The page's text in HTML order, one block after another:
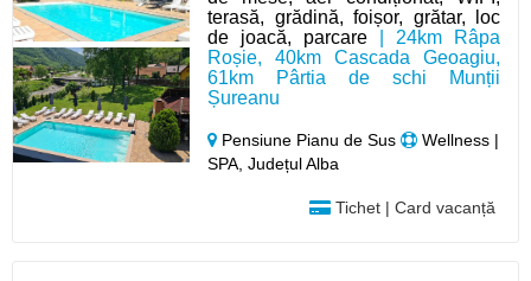
terasă, grădină, foișor, grătar, loc
de joacă, parcare | 24km Râpa
Roșie, 40km Cascada Geoagiu,
61km Pârtia de schi Munții
Șureanu
Pensiune Pianu de Sus
Wellness |
SPA, Județul Alba
Tichet | Card vacanță